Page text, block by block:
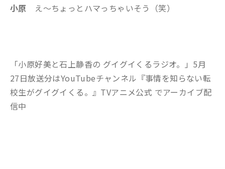
小原 え～ちょっとハマっちゃいそう（笑）
「小原好美と石上静香の グイグイくるラジオ。」5月
27日放送分はYouTubeチャンネル『事情を知らない転
校生がグイグイくる。』TVアニメ公式 でアーカイブ配
信中